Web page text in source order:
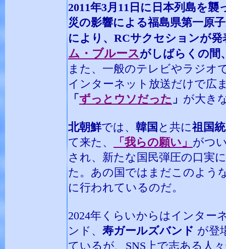
2011年3月11日に日本列島を襲
災の影響による福島県第一原
により、RCサクセションが発
ム・ブルースがしばらくの間
また、一般のテレビやラジオ
インターネット放送だけで広
「 ずっとウソだった 」 が大き
北朝鮮では、 韓国 と共に祖国
て来た、
「我らの願い」 がつ
され、新たな国民弾圧の口実
た。あの国ではまだこのよう
に行われているのだ。
2024年くらいからはインター
ンド、 寿ガールズバンド が登
ているが、SNS上で志ある人